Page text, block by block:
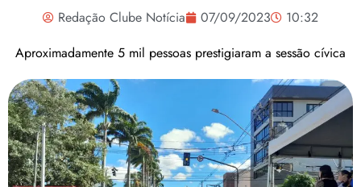
Redação Clube Notícia 07/09/2023
10:32
Aproximadamente 5 mil pessoas prestigiaram a sessão cívica